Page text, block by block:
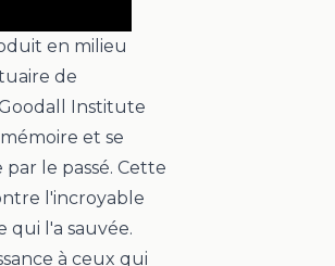
en milieu
de
Institute
et se
le passé. Cette
l'incroyable
qui l'a sauvée.
à ceux qui